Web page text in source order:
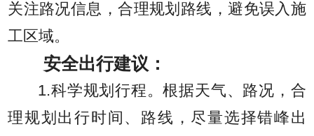
关注路况信息，合理规划路线，避免误入施
工区域。
安全出行建议：
1.科学规划行程。根据天气、路况，合
理规划出行时间、路线，尽量选择错峰出